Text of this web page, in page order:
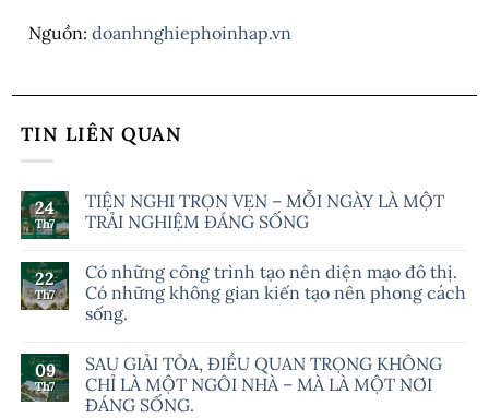
Nguồn:doanhnghiephoinhap.vn
TIN LIÊN QUAN
24
Th7
TIỆN NGHI TRỌN VẸN – MỖI NGÀY LÀ MỘT
TRẢI NGHIỆM ĐÁNG SỐNG
22
Th7
Có những công trình tạo nên diện mạo đô thị.
Có những không gian kiến tạo nên phong cách
sống.
09
Th7
SAU GIẢI TỎA, ĐIỀU QUAN TRỌNG KHÔNG
CHỈ LÀ MỘT NGÔI NHÀ – MÀ LÀ MỘT NƠI
ĐÁNG SỐNG.